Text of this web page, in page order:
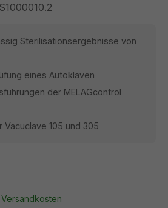
Sterilisationsergebnisse von
eines Autoklaven
der MELAGcontrol
Vacuclave 105 und 305